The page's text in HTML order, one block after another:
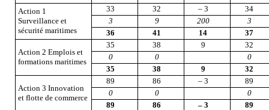
Action 1
Surveillance et
sécurité maritimes
33 32 – 3
34
3
9 200
3
36
41 14 37
Action 2 Emplois et
formations maritimes
35 38 9
32
0
0
0
35
38 9 32
Action 3 Innovation
et flotte de commerce
89 86 – 3
89
0
0
0
89
86 – 3
89